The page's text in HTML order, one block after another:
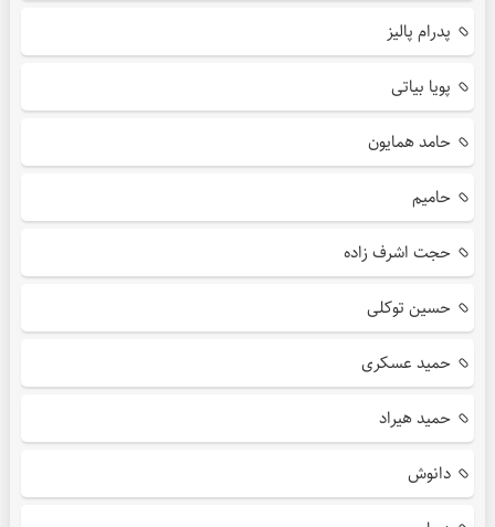
پدرام پالیز
پویا بیاتی
حامد همایون
حامیم
حجت اشرف زاده
حسین توکلی
حمید عسکری
حمید هیراد
دانوش